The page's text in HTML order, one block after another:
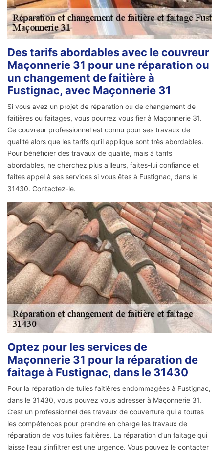
Des tarifs abordables avec le couvreur
Maçonnerie 31 pour une réparation ou
un changement de faitière à
Fustignac, avec Maçonnerie 31
Si vous avez un projet de réparation ou de changement de
faitières ou faitages, vous pourrez vous fier à Maçonnerie 31.
Ce couvreur professionnel est connu pour ses travaux de
qualité alors que les tarifs qu’il applique sont très abordables.
Pour bénéficier des travaux de qualité, mais à tarifs
abordables, ne cherchez plus ailleurs, faites-lui confiance et
faites appel à ses services si vous êtes à Fustignac, dans le
31430. Contactez-le.
Optez pour les services de
Maçonnerie 31 pour la réparation de
faitage à Fustignac, dans le 31430
Pour la réparation de tuiles faitières endommagées à Fustignac,
dans le 31430, vous pouvez vous adresser à Maçonnerie 31.
C’est un professionnel des travaux de couverture qui a toutes
les compétences pour prendre en charge les travaux de
réparation de vos tuiles faitières. La réparation d’un faitage qui
laisse l’eau s’infiltrer est une urgence. Vous pouvez le contacter